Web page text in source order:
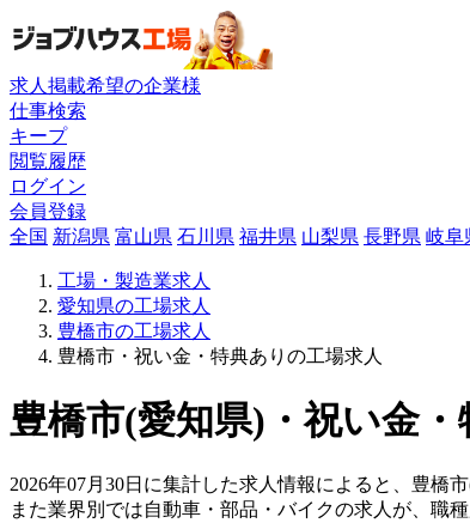
求人掲載希望の企業様
仕事検索
キープ
閲覧履歴
ログイン
会員登録
全国 新潟県 富山県 石川県 福井県 山梨県 長野県 岐阜
工場・製造業求人
愛知県の工場求人
豊橋市の工場求人
豊橋市・祝い金・特典ありの工場求人
豊橋市(愛知県)・祝い金
2026年07月30日に集計した求人情報によると、豊橋
また業界別では自動車・部品・バイクの求人が、職